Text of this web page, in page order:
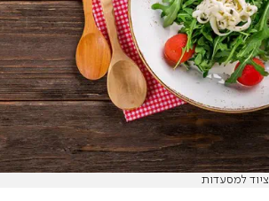
ציוד למסעדות